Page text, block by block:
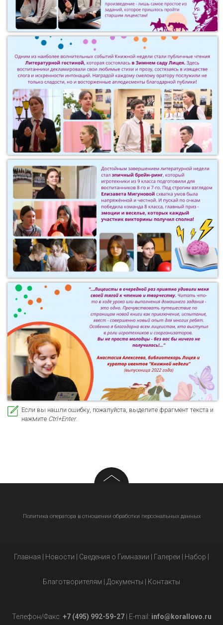
Если вы нашли ошибку, пожалуйста, выделите фрагмент текста и
нажмите Ctrl+Enter.
Политика оператора в отношении обработки персональных данных
Главная Новости Сведения о Гимназии Галереи Набор
Благотворителям Документы Контакты
Телефон/Факс: +7 (495) 992-59-27| E-mail: info@korallovo.ru